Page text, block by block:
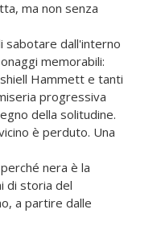
sabotare dall'interno
memorabili:
nera è la